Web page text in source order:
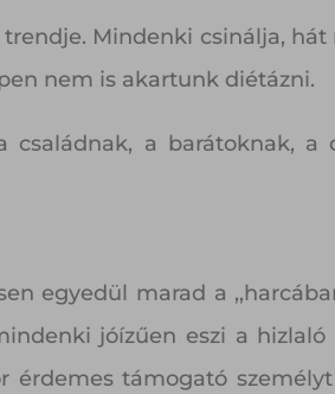
Mindenki csinálja,
nem is akartunk diétázni.
a barátoknak, a
egyedül marad a
jóízűen eszi a
támogató